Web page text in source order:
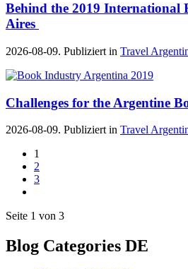
Behind the 2019 International
Aires
2026-08-09. Publiziert in Travel
Challenges for the Argentine
2026-08-09. Publiziert in Travel
1
2
3
Seite 1 von 3
Blog Categories DE